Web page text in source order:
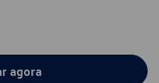
agora